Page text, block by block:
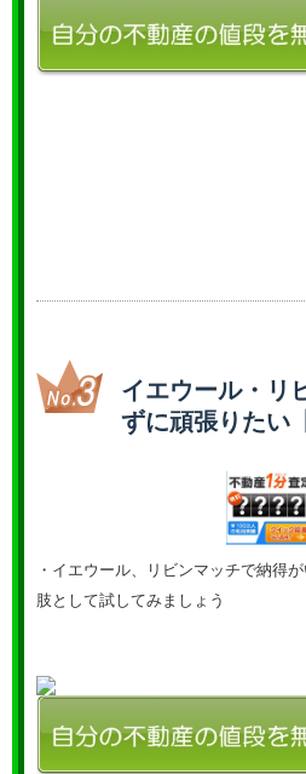
イエウール・リ
ずに頑張りたい
・イエウール、リビンマッチで納得
肢として試してみましょう